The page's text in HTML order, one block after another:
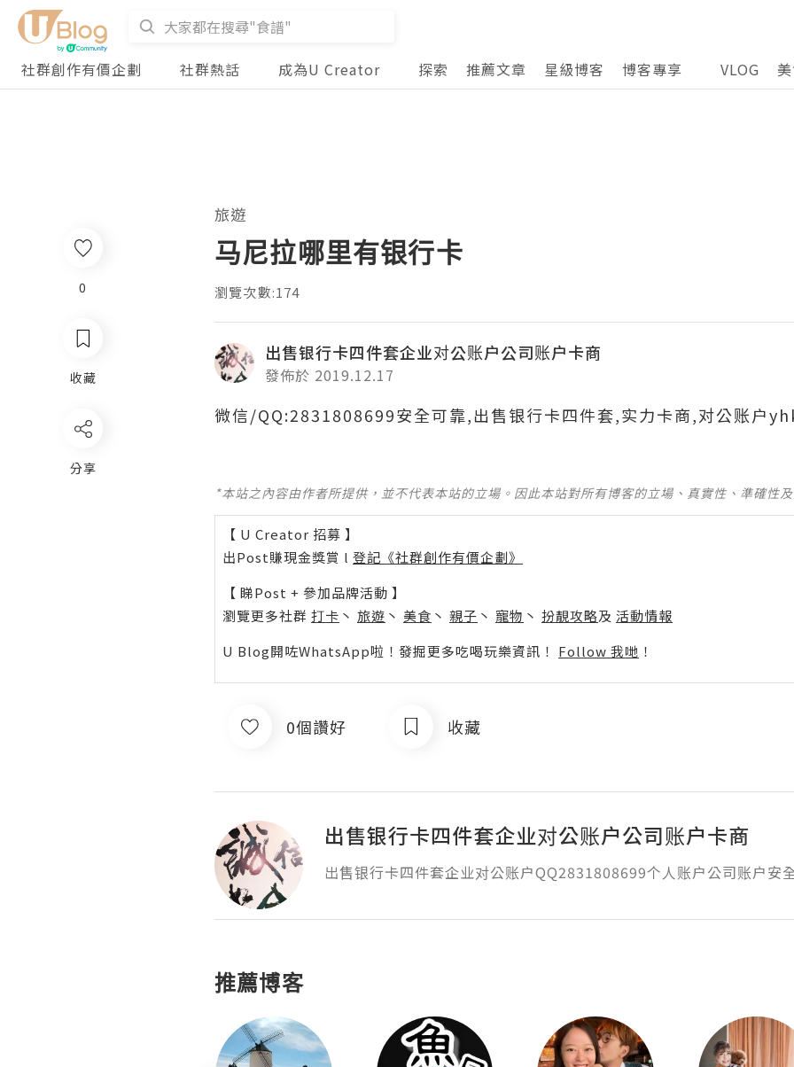
社群創作有價企劃
社群熱話 成為U Creator 探索 推薦文章 星級博客 博客專享 VLOG
旅遊
马尼拉哪里有银行卡
瀏覽次數:174
出售银行卡四件套企业对公账户公司账户卡商
發佈於 2019.12.17
微信/QQ:2831808699安全可靠,出售银行卡四件套,实力卡商,对公账户
*本站之內容由作者所提供，並不代表本站的立場。因此本站對所有博客的立場、真實性、準確性
【 U Creator 招募 】
出Post賺現金獎賞 l 登記《社群創作有價企劃》
【 睇Post + 參加品牌活動 】
瀏覽更多社群 打卡 丶 旅遊 丶 美食 丶 親子 丶 寵物 丶 扮靚攻略及 活動情報
U Blog開咗WhatsApp啦！發掘更多吃喝玩樂資訊！ Follow 我哋 ！
0個讚好 收藏
出售银行卡四件套企业对公账户公司账户卡商
出售银行卡四件套企业对公账户QQ2831808699个人账户公司账户安
推薦博客
0
收藏
分享